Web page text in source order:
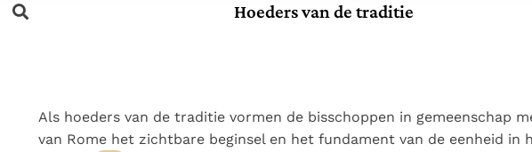
Documenten
Documenten
Leer de kostbare
parel van Gods
Gods Koninkrijk
Het Vaticaan publiceert
Wereldvoedselprogramma
toe
Paus Leo XIV in Pavia: "De
stad is zowel een gave
Hoeders van de traditie
Als hoeders van de traditie vormen de bisschoppen in gemeenschap
van Rome het zichtbare beginsel en het fundament van de eenheid in